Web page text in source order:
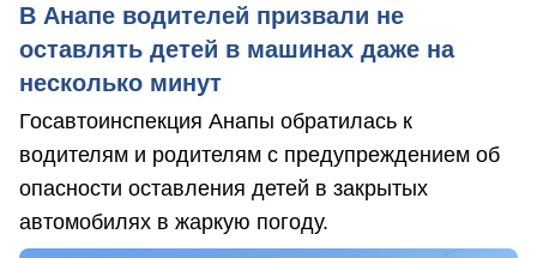
В Анапе водителей призвали не
оставлять детей в машинах даже на
несколько минут
Госавтоинспекция Анапы обратилась к
водителям и родителям с предупреждением об
опасности оставления детей в закрытых
автомобилях в жаркую погоду.